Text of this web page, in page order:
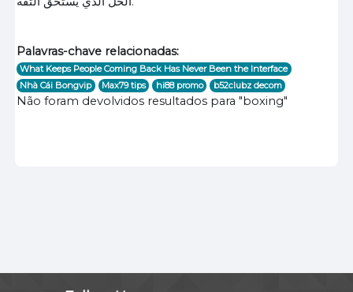
Palavras-chave relacionadas:
What Keeps People Coming Back Has Never Been the Interface
Nhà Cái Bongvip
Max79 tips hi88 promo b52clubz decom
Não foram devolvidos resultados para "boxing"